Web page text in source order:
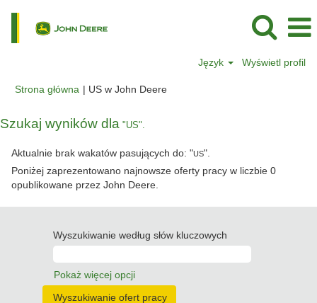
Język Wyświetl profil
Strona główna | US w John Deere(bieżąca
Szukaj wyników dla "US".
Aktualnie brak wakatów pasujących do: "US".
Poniżej zaprezentowano najnowsze oferty pracy w liczbie 0
opublikowane przez John Deere.
Wyszukiwanie według słów kluczowych
Pokaż więcej opcji